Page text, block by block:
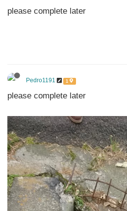
please complete later
Pedro1191 1
please complete later